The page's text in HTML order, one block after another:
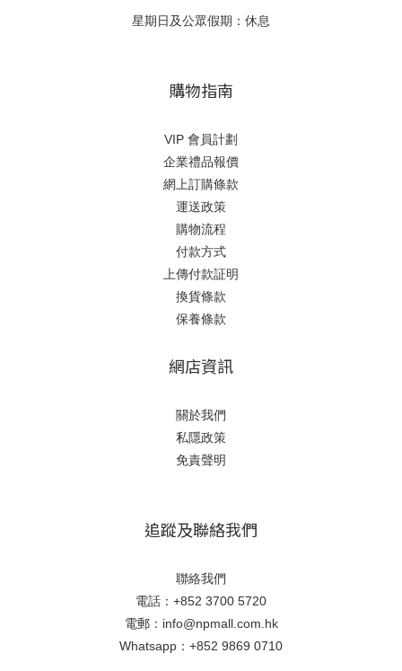
星期日及公眾假期：休息
購物指南
VIP 會員計劃
企業禮品報價
網上訂購條款
運送政策
購物流程
付款方式
上傳付款証明
換貨條款
保養條款
網店資訊
關於我們
私隱政策
免責聲明
追蹤及聯絡我們
聯絡我們
電話：+852 3700 5720
電郵：info@npmall.com.hk
Whatsapp：+852 9869 0710